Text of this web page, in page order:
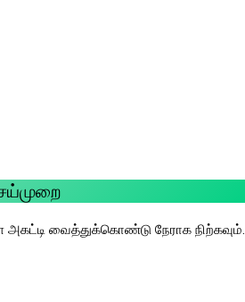
அகட்டி வைத்துக்கொண்டு நேராக நிற்கவும்.